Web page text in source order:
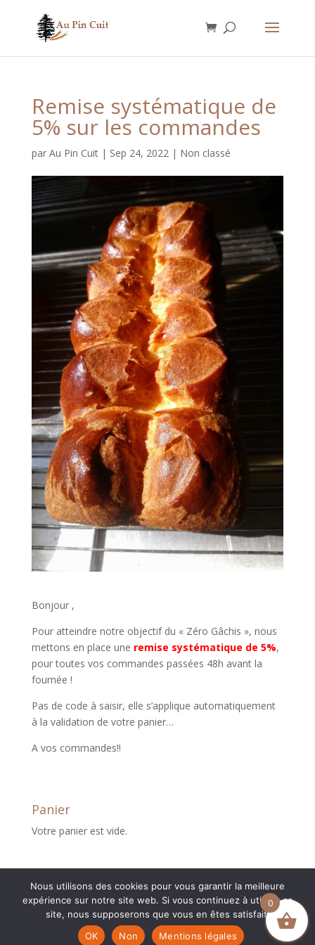
Remise systématique de
5% sur les commandes
par Au Pin Cuit| Sep 24, 2022| Non classé
Bonjour ,
Pour atteindre notre objectif du « Zéro Gâchis », nous
mettons en place une remise systématique de 5%,
pour toutes vos commandes passées 48h avant la
fournée !
Pas de code à saisir, elle s’applique automatiquement
à la validation de votre panier…
A vos commandes!!
Panier
Votre panier est vide.
Création boutique en ligne :Myriam Corbet
Webcommunication
0
Nous utilisons des cookies pour vous garantir la meilleure
expérience sur notre site web. Si vous continuez à utiliser ce
site, nous supposerons que vous en êtes satisfait.
OK
Non Mentions légales